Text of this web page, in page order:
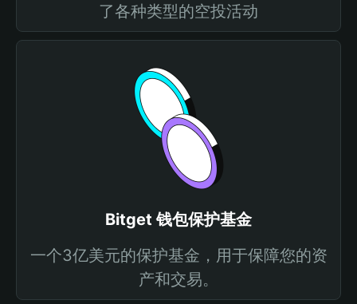
了各种类型的空投活动
Bitget 钱包保护基金
一个3亿美元的保护基金，用于保障您的资
产和交易。